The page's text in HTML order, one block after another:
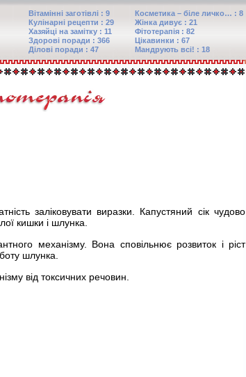
Косметика – біле личко… : 8
Жінка дивує : 21
Фітотерапія : 82
Цікавинки : 67
Мандрують всі! : 18
Вітамінні заготівлі : 9
Кулінарні рецепти : 29
Хазяйці на замітку : 11
Здорові поради : 366
Ділові поради : 47
заліковувати виразки. Капустяний сік чудово
кишки і шлунка.
механізму. Вона сповільнює розвиток і ріст
шлунка.
від токсичних речовин.